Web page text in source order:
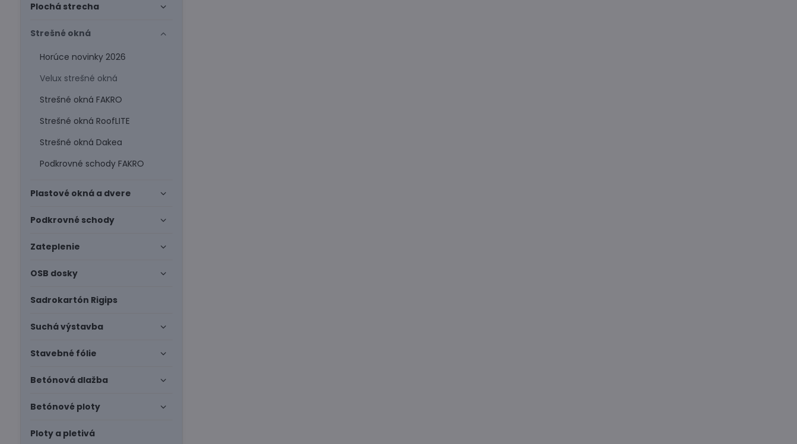
Plochá strecha
Strešné okná
Horúce novinky 2026
Velux strešné okná
Strešné okná FAKRO
Strešné okná RoofLITE
Strešné okná Dakea
Podkrovné schody FAKRO
Plastové okná a dvere
Podkrovné schody
Zateplenie
OSB dosky
Sadrokartón Rigips
Suchá výstavba
Stavebné fólie
Betónová dlažba
Betónové ploty
Ploty a pletivá